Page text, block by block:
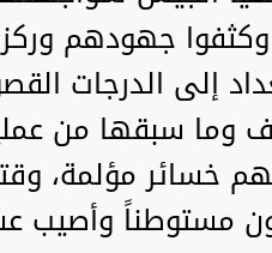
وكثفوا جهودهم
إلى الدرجات
وما سبقها من
خسائر مؤلمة،
مستوطناً وأصيب